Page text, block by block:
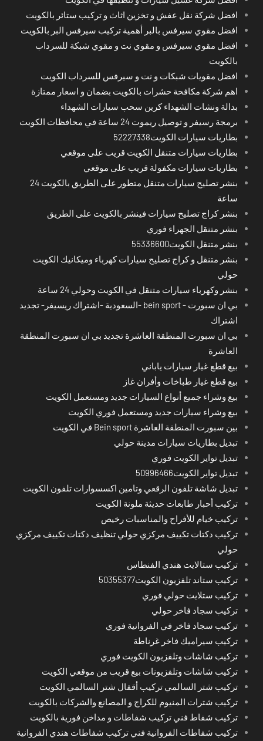
افضل شركة نقل عفش و تخزين اثاث و تركيب ستائر بالكويت
افضل مقوي سيرفس بالبر أهمية تركيب سيرفس البر بالكويت
افضل مقوي سيرفس و مقوي نت و مقوي شبكة للسرداب
بالكويت
افضل مقويات شبكات و نت و سيرفس للسرداب الكويت
اهم شركة مكافحة حشرات بالكويت بضمان و اسعار ممتازة
بدالة ونشات الشهداء كرين سحب سيارات الشهداء
برمجة رسيفر و توصيل ريموت 24 ساعة في محافظات الكويت
بطاريات سيارات الكويت52227338
بطاريات سيارات متنقل الكويت قريب على موقعي
بطاريات سيارات مكفولة قريب على موقعي
بنشر تصليح سيارات متنقل متطور على الطريق بالكويت 24
ساعة
بنشر كراج تصليح سيارات فينشر بالكويت على الطريق
بنشر متنقل الجهراء فوري
بنشر متنقل الكويت55336600
بنشر متنقل و كراج تصليح سيارات كهرباء وميكانيك الكويت
حولي
بنشر وكهرباء سيارات متنقل في الكويت وحولي 24 ساعة
بي ان سبورت - bein sport -السعودية -اشتراك ريسيفر- تجديد
اشتراك
بي ان سبورت المنطقة العاشرة تجديد بي ان سبورت المنطقة
العاشرة
بيع قطع غيار سيارات ياباني
بيع قطع غيار طباخات وأفران غاز
بيع وشراء جميع أنواع السيارات جديد ومستعمل الكويت
بيع وشراء سيارات جديد ومستعمل فوري الكويت
بين سبورت المنطقة العاشرة Bein sport في الكويت
تبديل بطاريات سيارات مدينة حولي
تبديل تواير الكويت فوري
تبديل تواير الكويت50996466
تبديل شاشة تلفون الرقعي وتامين اكسسوارات تلفون الكويت
تركيب أحبار طابعات حديثة ملونة الكويت
تركيب خيام للأفراح والمناسبات رخيص
تركيب دكتات تكييف مركزي حولي تنظيف دكتات تكييف مركزي
حولي
تركيب ستالايت هندي الفنطاس
تركيب ستاند تلفزيون الكويت50355377
تركيب ستلايت حولي فوري
تركيب سجاد فاخر حولي
تركيب سجاد فاخر في الفروانية فوري
تركيب سيراميك فاخر غرناطة
تركيب شاشات وتلفزيون الكويت فوري
تركيب شاشات وتلفزيونات بيع قريب من موقعي الكويت
تركيب شتر السالمي تركيب أقفال شتر السالمي الكويت
تركيب شترات المنيوم للكراج و المصانع والشركات بالكويت
تركيب شفاط فني تركيب شفاطات و مداخن فورية بالكويت
تركيب شفاطات الفروانية فني تركيب شفاطات هندي الفروانية